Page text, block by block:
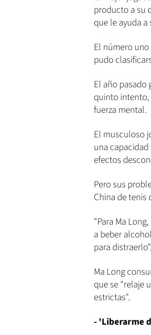
producto a su
que le ayuda
El número
pudo
El año
quinto intento,
fuerza mental.
El musculoso
una
efectos
Pero sus
China de tenis
"Para Ma
a beber
para
Ma Long
que se "relaje
estrictas".
- 'Liberarme